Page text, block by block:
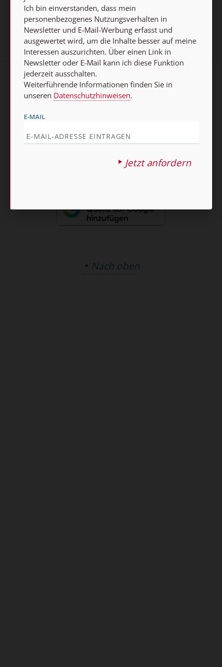
Jetzt anmelden
AGB und Widerrufsbelehrung Datenschutz
Vertrag widerrufen
Nach oben
Ich bin einverstanden, dass mein
personenbezogenes Nutzungsverhalten in
Newsletter und E-Mail-Werbung erfasst und
ausgewertet wird, um die Inhalte besser auf meine
Interessen auszurichten. Über einen Link in
Newsletter oder E-Mail kann ich diese Funktion
jederzeit ausschalten.
Weiterführende Informationen finden Sie in
unseren Datenschutzhinweisen.
E-MAIL
Jetzt anfordern